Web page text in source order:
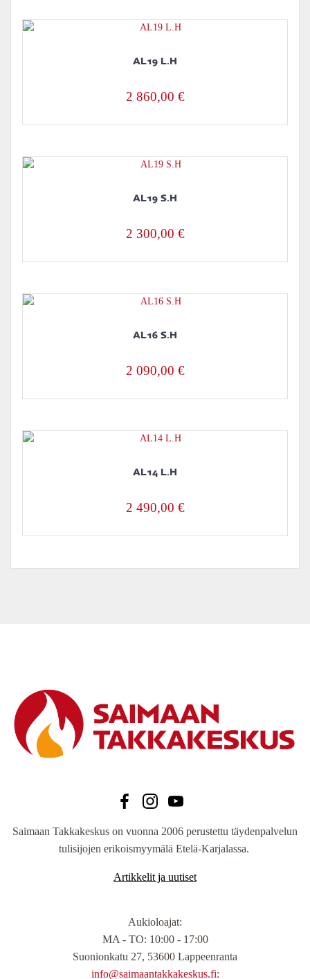
AL19 L.H
2 860,00 €
AL19 S.H
2 300,00 €
AL16 S.H
2 090,00 €
AL14 L.H
2 490,00 €
Saimaan Takkakeskus on vuonna 2006 perustettu täydenpalvelun
tulisijojen erikoismyymälä Etelä-Karjalassa.
Artikkelit ja uutiset
Aukioloajat:
MA - TO: 10:00 - 17:00
Suonionkatu 27, 53600 Lappeenranta
info@saimaantakkakeskus.fi: